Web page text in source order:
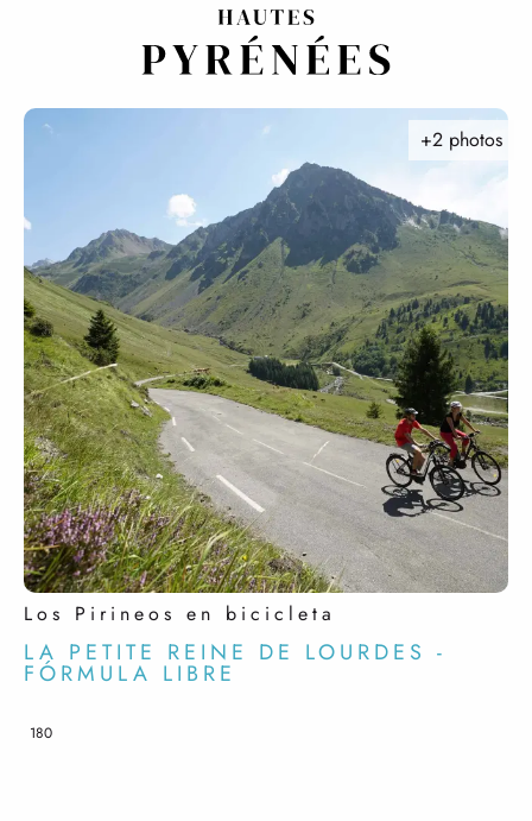
Los Pirineos en bicicleta
LA PETITE REINE DE LOURDES -
FÓRMULA LIBRE
+2 photos
180